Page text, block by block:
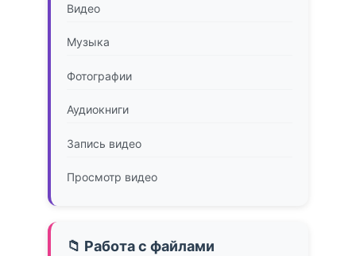
Видео
Музыка
Фотографии
Аудиокниги
Запись видео
Просмотр видео
📁 Работа с файлами